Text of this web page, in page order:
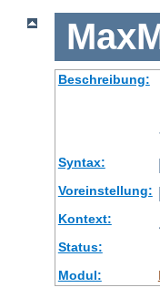
Beschreibung:
Syntax:
Voreinstellung:
Kontext:
Status:
Modul: